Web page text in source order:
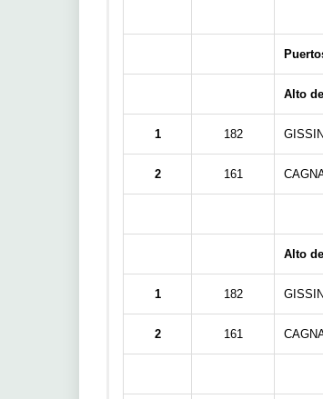
Alto
1 182
2 161
Alto
1 182
2 161